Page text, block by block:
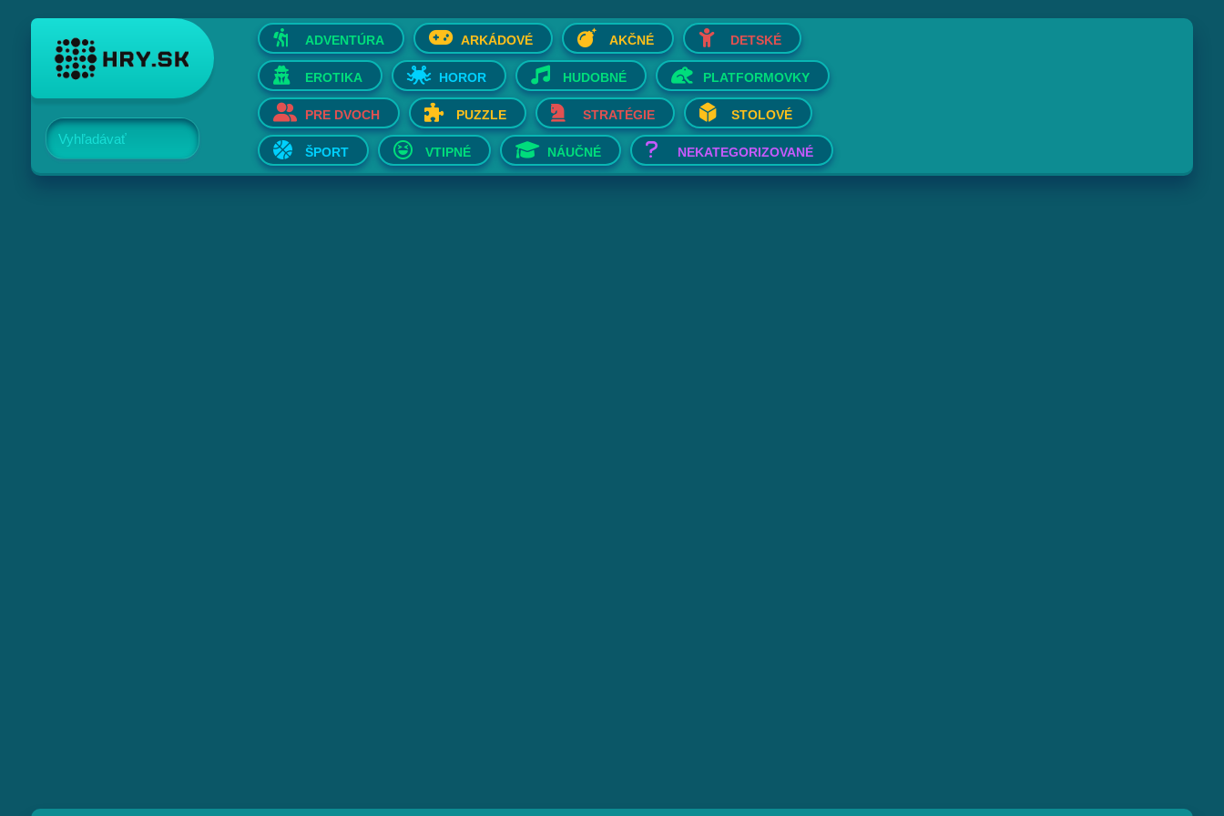
Vyhľadávať
ADVENTÚRA ARKÁDOVÉ AKČNÉ DETSKÉ
EROTIKA HOROR HUDOBNÉ PLATFORMOVKY
PRE DVOCH PUZZLE STRATÉGIE STOLOVÉ
ŠPORT VTIPNÉ NÁUČNÉ NEKATEGORIZOVANÉ